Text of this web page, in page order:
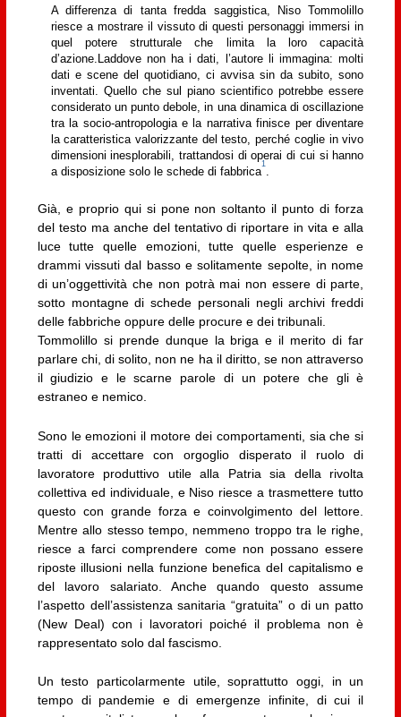
A differenza di tanta fredda saggistica, Niso Tommolillo
riesce a mostrare il vissuto di questi personaggi immersi in
quel potere strutturale che limita la loro capacità
d’azione.Laddove non ha i dati, l’autore li immagina: molti
dati e scene del quotidiano, ci avvisa sin da subito, sono
inventati. Quello che sul piano scientifico potrebbe essere
considerato un punto debole, in una dinamica di oscillazione
tra la socio-antropologia e la narrativa finisce per diventare
la caratteristica valorizzante del testo, perché coglie in vivo
dimensioni inesplorabili, trattandosi di operai di cui si hanno
a disposizione solo le schede di fabbrica
1
Già, e proprio qui si pone non soltanto il punto di forza
del testo ma anche del tentativo di riportare in vita e alla
luce tutte quelle emozioni, tutte quelle esperienze e
drammi vissuti dal basso e solitamente sepolte, in nome
di un’oggettività che non potrà mai non essere di parte,
sotto montagne di schede personali negli archivi freddi
delle fabbriche oppure delle procure e dei tribunali.
Tommolillo si prende dunque la briga e il merito di far
parlare chi, di solito, non ne ha il diritto, se non attraverso
il giudizio e le scarne parole di un potere che gli è
estraneo e nemico.
Sono le emozioni il motore dei comportamenti, sia che si
tratti di accettare con orgoglio disperato il ruolo di
lavoratore produttivo utile alla Patria sia della rivolta
collettiva ed individuale, e Niso riesce a trasmettere tutto
questo con grande forza e coinvolgimento del lettore.
Mentre allo stesso tempo, nemmeno troppo tra le righe,
riesce a farci comprendere come non possano essere
riposte illusioni nella funzione benefica del capitalismo e
del lavoro salariato. Anche quando questo assume
l’aspetto dell’assistenza sanitaria “gratuita” o di un patto
(New Deal) con i lavoratori poiché il problema non è
rappresentato solo dal fascismo.
Un testo particolarmente utile, soprattutto oggi, in un
tempo di pandemie e di emergenze infinite, di cui il